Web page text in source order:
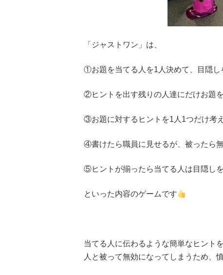
「ジャストワン」は、
①お題を当てる人を1人決めて、目隠し
②ヒントを出す残りの人達にだけお題を
③お題に対するヒントを1人1つだけ考
④書けたら職員に見せるが、被ったら
⑤ヒントが揃ったら当てる人は目隠し
といった内容のゲームです
当てる人に伝わるような簡単なヒント
人と被って無効になってしまうため